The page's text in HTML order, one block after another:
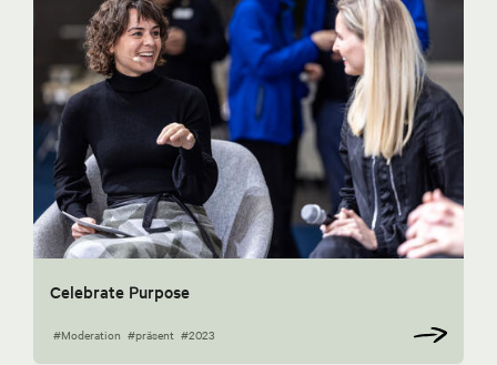
Celebrate Purpose
#Moderation #präsent #2023